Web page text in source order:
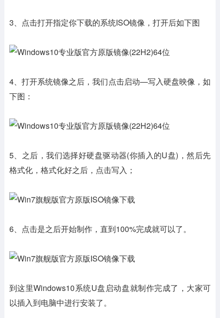
3、点击打开指定你下载的系统ISO镜像，打开后如下图
4、打开系统镜像之后，我们点击启动—写入硬盘映像，如
下图：
5、之后，我们选择好硬盘驱动器(你插入的U盘)，然后先
格式化，格式化好之后，点击写入；
6、点击是之后开始制作，直到100%完成就可以了。
到这里Windows10系统U盘启动盘就制作完成了，大家可
以插入到电脑中进行安装了。